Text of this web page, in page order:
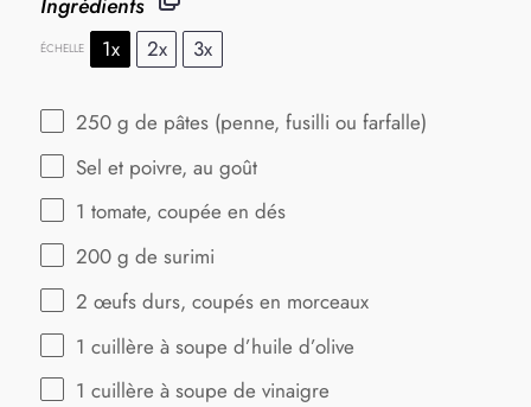
ÉCHELLE 1x 2x 3x
250 g de pâtes (penne, fusilli ou farfalle)
Sel et poivre, au goût
1 tomate, coupée en dés
200 g de surimi
2 œufs durs, coupés en morceaux
1 cuillère à soupe d’huile d’olive
1 cuillère à soupe de vinaigre